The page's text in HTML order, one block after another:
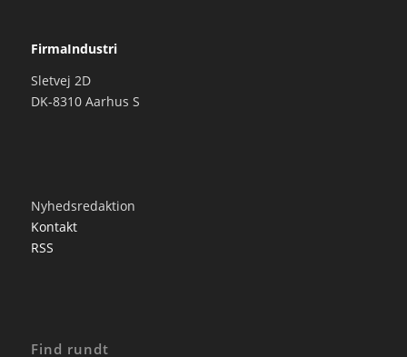
FirmaIndustri
Sletvej 2D
DK-8310 Aarhus S
Nyhedsredaktion
Kontakt
RSS
Find rundt